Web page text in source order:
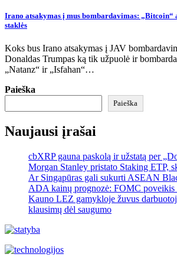
Irano atsakymas į mus bombardavimas: „Bitcoin“
staklės
Koks bus Irano atsakymas į JAV
Donaldas Trumpas ką tik užpuolė ir
„Natanz“ ir „Isfahan“…
Paieška
Paieška
Naujausi įrašai
cbXRP gauna paskolą ir užstatą per
Morgan Stanley pristato Staking ETP,
Ar Singapūras gali sukurti ASEAN
ADA kainų prognozė: FOMC poveikis
Kauno LEZ gamykloje žuvus
klausimų dėl saugumo